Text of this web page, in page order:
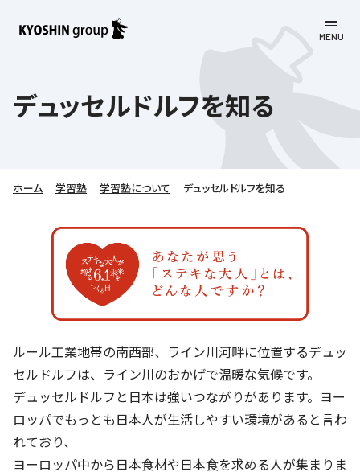
MENU
会社案内
教育理念
社長挨拶
会社概要／組織図
沿革
社歌
本社所在地
京進グループが目指す姿
学びの成果
学習塾について
育児・暮らし
京進グループの事業所
サステナビリティ
お客さま満足度向上の取り組み
労働環境向上の取り組み
人材育成の取り組み
CSRレポート
社会貢献活動
ミャンマーへの支援活動
株主・投資家向け情報
株主・投資家向け情報
株主・投資家の皆さまへ
ビジョン／経営方針
連結業績・財務
IRライブラリー
採用情報
京進リクルートInstagram
新卒採用情報
新卒採用デジタルパンフレット
中途採用
利用規約
個人情報保護方針
特別警報発令時の授業について
Copyright © KYOSHIN Co., Ltd. All rights reserved.
デュッセルドルフを知る
ホーム 学習塾 学習塾について デュッセルドルフを知る
ルール工業地帯の南西部、ライン川河畔に位置するデュッ
セルドルフは、ライン川のおかげで温暖な気候です。
デュッセルドルフと日本は強いつながりがあります。ヨー
ロッパでもっとも日本人が生活しやすい環境があると言わ
れており、
ヨーロッパ中から日本食材や日本食を求める人が集まりま